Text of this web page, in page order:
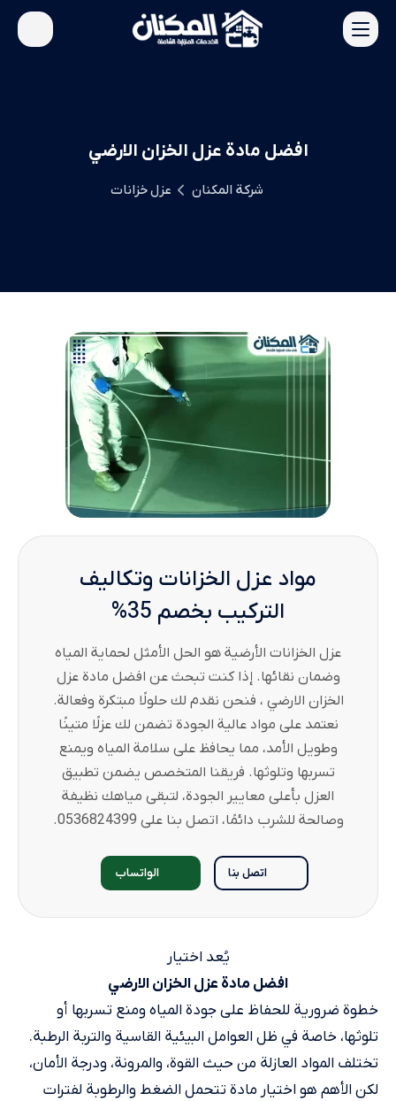
افضل مادة عزل الخزان الارضي
شركة المكنان عزل خزانات
مواد عزل الخزانات وتكاليف
التركيب بخصم 35%
عزل الخزانات الأرضية هو الحل الأمثل لحماية المياه
وضمان نقائها. إذا كنت تبحث عن افضل مادة عزل
الخزان الارضي ، فنحن نقدم لك حلولًا مبتكرة وفعالة.
نعتمد على مواد عالية الجودة تضمن لك عزلًا متينًا
وطويل الأمد، مما يحافظ على سلامة المياه ويمنع
تسربها وتلوثها. فريقنا المتخصص يضمن تطبيق
العزل بأعلى معايير الجودة، لتبقى مياهك نظيفة
وصالحة للشرب دائمًا، اتصل بنا على 0536824399.
اتصل بنا الواتساب
يُعد اختيار
افضل مادة عزل الخزان الارضي
خطوة ضرورية للحفاظ على جودة المياه ومنع تسربها أو
تلوثها، خاصة في ظل العوامل البيئية القاسية والتربة الرطبة.
تختلف المواد العازلة من حيث القوة، والمرونة، ودرجة الأمان،
لكن الأهم هو اختيار مادة تتحمل الضغط والرطوبة لفترات